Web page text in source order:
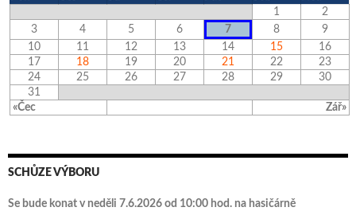
«Čec Zář»
1
2
3
4 5 6 7 8
9
10
11 12 13 14 15
16
17
18 19 20 21 22
23
24
25 26 27 28 29
30
31
SCHŮZE VÝBORU
Se bude konat v neděli 7.6.2026 od 10:00 hod. na hasičárně